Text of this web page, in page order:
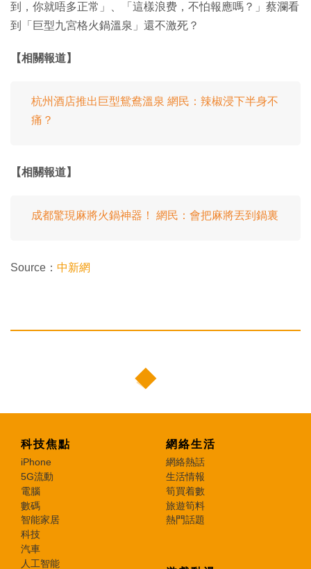
到，你就唔多正常」、「這樣浪费，不怕報應嗎？」蔡瀾看
到「巨型九宮格火鍋溫泉」還不激死？
【相關報道】
杭州酒店推出巨型鴛鴦溫泉 網民：辣椒浸下半身不
痛？
【相關報道】
成都驚現麻將火鍋神器！ 網民：會把麻將丟到鍋裏
Source： 中新網
科技焦點
iPhone
5G流動
電腦
數碼
智能家居
科技
汽車
人工智能
網絡生活
網絡熱話
生活情報
筍買着數
旅遊筍料
熱門話題